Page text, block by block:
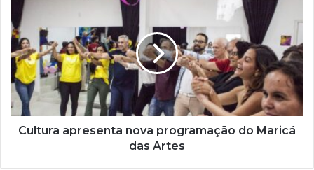
a
i
l
Cultura apresenta nova programação do Maricá
das Artes